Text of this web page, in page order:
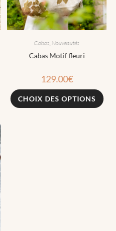
Cabas Nouveautés
Cabas Motif fleuri
129.00€
CHOIX DES OPTIONS